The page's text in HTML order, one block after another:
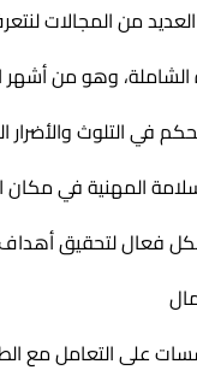
العديد من المجالات
الشاملة، وهو من
في التلوث
المهنية في
فعال لتحقيق
على التعامل مع